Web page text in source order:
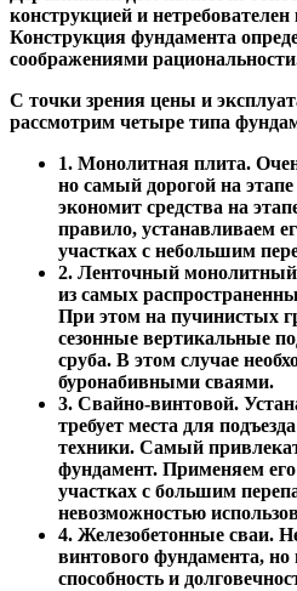
конструкцией и
Конструкция фундамента
соображениями
С точки зрения цены и
рассмотрим четыре типа
1. Монолитная плита.
но самый дорогой на
экономит средства на
правило, устанавливаем
участках с небольшим
2. Ленточный
из самых
При этом на пучинистых
сезонные вертикальные
сруба. В этом случае
буронабивными сваями.
3. Свайно-винтовой.
требует места для
техники. Самый
фундамент. Применяем
участках с большим
невозможностью
4. Железобетонные сваи.
винтового фундамента,
способность и